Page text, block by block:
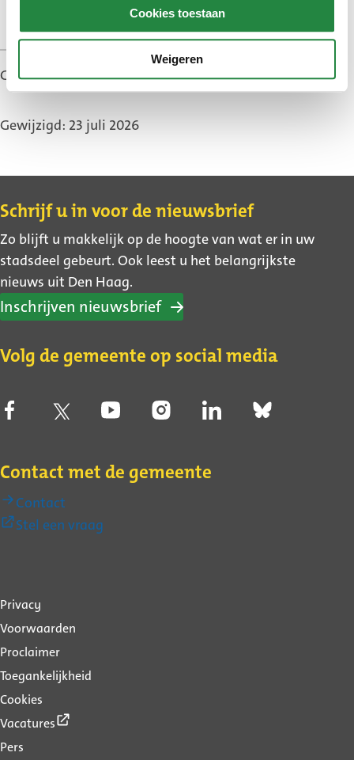
Cookies toestaan
Weigeren
Gepubliceerd: 15 juni 2026
Gewijzigd: 23 juli 2026
Contact
Schrijf u in voor de nieuwsbrief
Zo blijft u makkelijk op de hoogte van wat er in uw
stadsdeel gebeurt. Ook leest u het belangrijkste
nieuws uit Den Haag.
Inschrijven nieuwsbrief
Volg de gemeente op social media
Contact met de gemeente
Contact
Stel een vraag
Over
deze
website
Privacy
Voorwaarden
Proclaimer
Toegankelijkheid
Cookies
Vacatures
Pers